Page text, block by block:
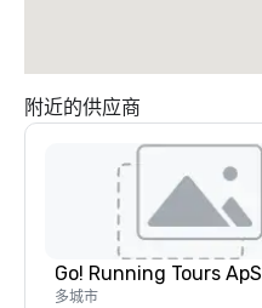
附近的供应商
Go! Running Tours ApS
多城市